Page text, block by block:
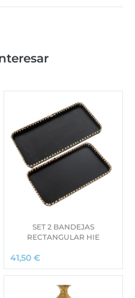
SET 2 BANDEJAS
RECTANGULAR HIE
41,50 €